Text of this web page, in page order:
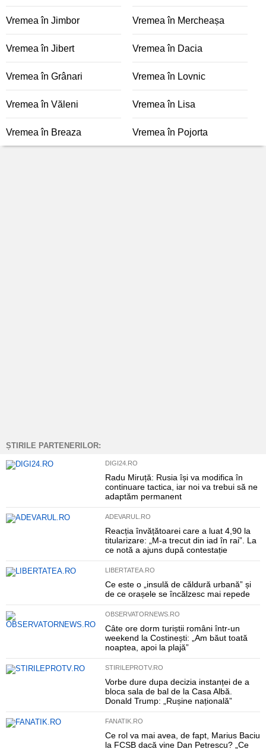
Vremea în Jimbor Vremea în Mercheașa
Vremea în Jibert Vremea în Dacia
Vremea în Grânari Vremea în Lovnic
Vremea în Văleni Vremea în Lisa
Vremea în Breaza Vremea în Pojorta
ȘTIRILE PARTENERILOR:
DIGI24.RO
Radu Miruță: Rusia își va modifica în
continuare tactica, iar noi va trebui să ne
adaptăm permanent
ADEVARUL.RO
Reacția învățătoarei care a luat 4,90 la
titularizare: „M-a trecut din iad în rai”. La
ce notă a ajuns după contestație
LIBERTATEA.RO
Ce este o „insulă de căldură urbană” și
de ce orașele se încălzesc mai repede
OBSERVATORNEWS.RO
Câte ore dorm turiștii români într-un
weekend la Costinești: „Am băut toată
noaptea, apoi la plajă”
STIRILEPROTV.RO
Vorbe dure dupa decizia instanței de a
bloca sala de bal de la Casa Albă.
Donald Trump: „Rușine națională”
FANATIK.RO
Ce rol va mai avea, de fapt, Marius Baciu
la FCSB dacă vine Dan Petrescu? „Ce